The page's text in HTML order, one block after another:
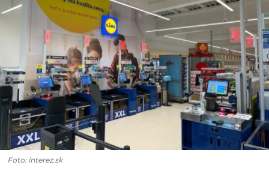
Foto: interez.sk